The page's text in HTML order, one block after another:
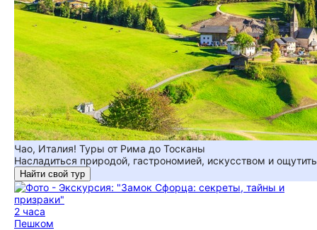
Чао, Италия! Туры от Рима до Тосканы
Насладиться природой, гастрономией, искусством и
Найти свой тур
2 часа
Пешком